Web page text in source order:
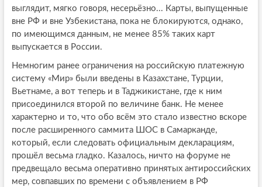
выглядит, мягко говоря, несерьёзно... Карты, выпущенные
вне РФ и вне Узбекистана, пока не блокируются, однако,
по имеющимся данным, не менее 85% таких карт
выпускается в России.
Немногим ранее ограничения на российскую платежную
систему «Мир» были введены в Казахстане, Турции,
Вьетнаме, а вот теперь и в Таджикистане, где к ним
присоединился второй по величине банк. Не менее
характерно и то, что обо всём это стало известно вскоре
после расширенного саммита ШОС в Самарканде,
который, если следовать официальным декларациям,
прошёл весьма гладко. Казалось, ничто на форуме не
предвещало весьма оперативно принятых антироссийских
мер, совпавших по времени с объявлением в РФ